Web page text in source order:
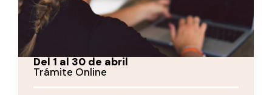
Del 1 al 30 de abril
Trámite Online